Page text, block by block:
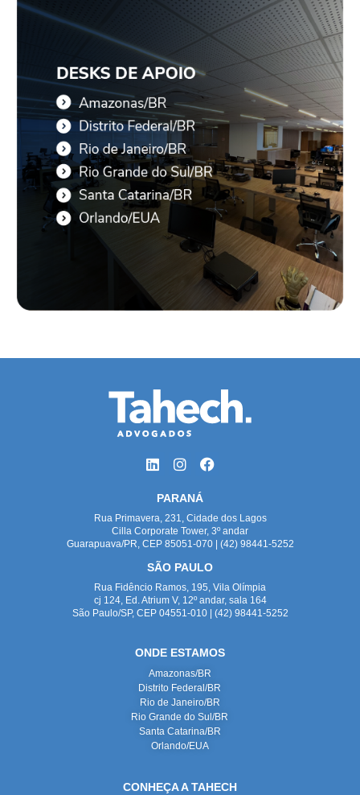
PARANÁ
Rua Primavera, 231, Cidade dos Lagos
Cilla Corporate Tower, 3º andar
Guarapuava/PR, CEP 85051-070 | (42) 98441-5252
SÃO PAULO
Rua Fidêncio Ramos, 195, Vila Olímpia
cj 124, Ed. Atrium V, 12º andar, sala 164
São Paulo/SP, CEP 04551-010 | (42) 98441-5252
ONDE ESTAMOS
Amazonas/BR
Distrito Federal/BR
Rio de Janeiro/BR
Rio Grande do Sul/BR
Santa Catarina/BR
Orlando/EUA
CONHEÇA A TAHECH